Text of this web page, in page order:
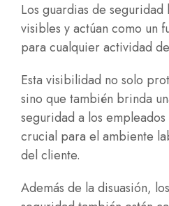
Los guardias de
visibles y actúan como un
para cualquier actividad
Esta visibilidad no solo
sino que también brinda
seguridad a los
crucial para el ambiente
del cliente.
Además de la disuasión,